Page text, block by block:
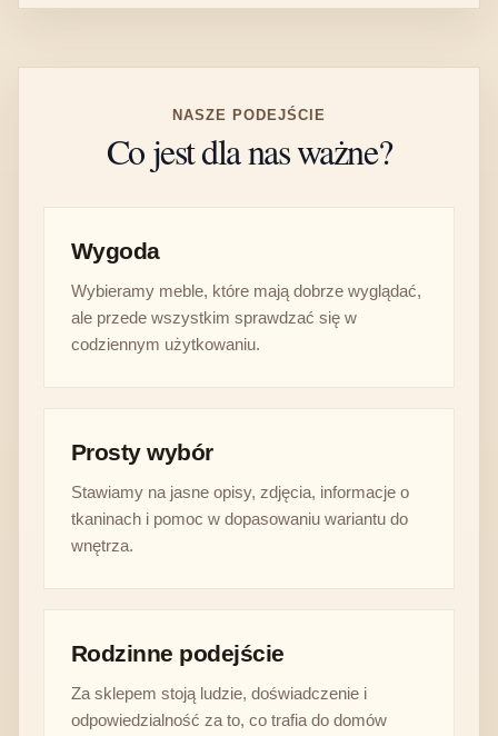
NASZE PODEJŚCIE
Co jest dla nas ważne?
Wygoda
Wybieramy meble, które mają dobrze wyglądać,
ale przede wszystkim sprawdzać się w
codziennym użytkowaniu.
Prosty wybór
Stawiamy na jasne opisy, zdjęcia, informacje o
tkaninach i pomoc w dopasowaniu wariantu do
wnętrza.
Rodzinne podejście
Za sklepem stoją ludzie, doświadczenie i
odpowiedzialność za to, co trafia do domów